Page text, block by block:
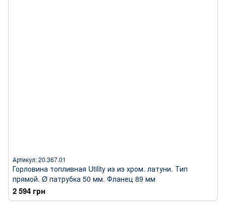
Артикул: 20.367.01
Горловина топливная Utility из из хром. латуни. Тип
прямой. Ø патрубка 50 мм. Фланец 89 мм
2 594 грн